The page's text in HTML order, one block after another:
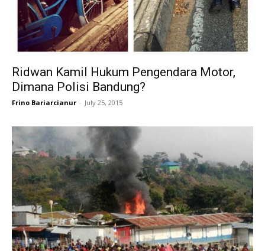
Ridwan Kamil Hukum Pengendara Motor,
Dimana Polisi Bandung?
Frino Bariarcianur - July 25, 2015